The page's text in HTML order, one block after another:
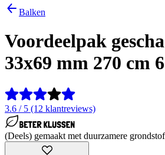
Balken
Voordeelpak
33x69 mm 270 cm
3.6 / 5 (12 klantreviews)
(Deels) gemaakt met duurzamere